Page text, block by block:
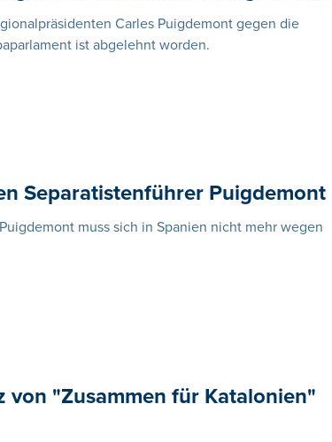
Carles Puigdemont gegen die
ist abgelehnt worden.
Separatistenführer Puigdemont
muss sich in Spanien nicht mehr wegen
"Zusammen für Katalonien"